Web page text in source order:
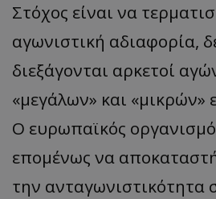
Στόχος είναι να
αγωνιστική αδιαφορία,
διεξάγονται αρκετοί
«μεγάλων» και
Ο ευρωπαϊκός
επομένως να
την ανταγωνιστικότητα